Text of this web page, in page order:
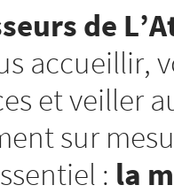
de
accueillir,
et veiller
sur
: la